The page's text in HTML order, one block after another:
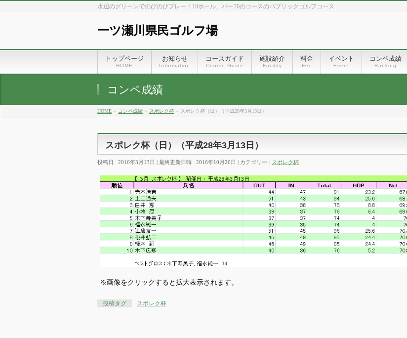
水辺のグリーンでのびのびプレー！18ホール、パー70のコースのパブリックゴルフコース
一ツ瀬川県民ゴルフ場
トップページ
HOME
お知らせ
Information
コースガイド
Course Guide
施設紹介
Facility
料金
Fee
イベント
Event
コンペ成績
Ranking
コンペ成績
HOME » コンペ成績 » スポレク杯 » スポレク杯（日）（平成28年3月13日）
スポレク杯（日）（平成28年3月13日）
投稿日 : 2016年3月13日 最終更新日時 : 2016年10月26日 カテゴリー : スポレク杯
※画像をクリックすると拡大表示されます。
投稿タグ スポレク杯